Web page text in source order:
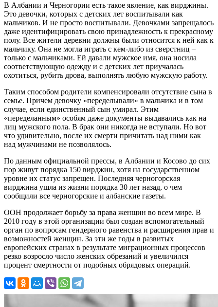
В Албании и Черногории есть такое явление, как вирджины.
Это девочки, которых с детских лет воспитывали как
мальчиков. И не просто воспитывали. Девочками запрещалось
даже идентифицировать свою принадлежность к прекрасному
полу. Все жители деревни должны были относится к ней как к
мальчику. Она не могла играть с кем-либо из сверстниц –
только с мальчиками. Ей давали мужское имя, она носила
соответствующую одежду и с детских лет приучалась
охотиться, рубить дрова, выполнять любую мужскую работу.
Таким способом родители компенсировали отсутствие сына в
семье. Причем девочку «переделывали» в мальчика и в том
случае, если единственный сын умирал. Этим
«переделанным» особям даже документы выдавались как на
лиц мужского пола. В брак они никогда не вступали. Но вот
что удивительно, после их смерти причитать над ними как
над мужчинами не позволялось.
По данным официальной прессы, в Албании и Косово до сих
пор живут порядка 150 вирджин, хотя на государственном
уровне их статус запрещен. Последняя черногорская
вирджина ушла из жизни порядка 30 лет назад, о чем
сообщили все черногорские и албанские газеты.
ООН продолжает борьбу за права женщин во всем мире. В
2010 году в этой организации был создан вспомогательный
орган по вопросам гендерного равенства и расширения прав и
возможностей женщин. За эти же годы в развитых
европейских странах в результате миграционных процессов
резко возросло число женских обрезаний и увеличился
процент смертности от подобных обрядовых операций.